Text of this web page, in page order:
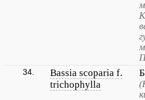
34.
Bassia scoparia f.
trichophylla